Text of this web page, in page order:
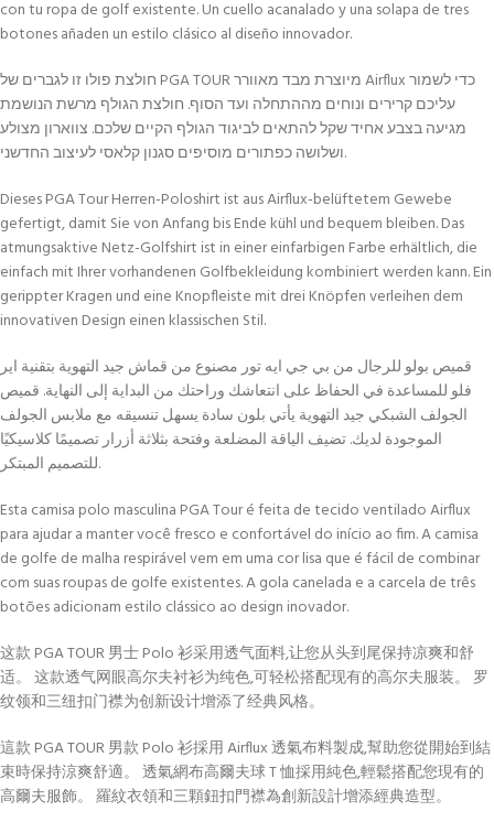
con tu ropa de golf existente. Un cuello acanalado y una solapa de tres
botones añaden un estilo clásico al diseño innovador.
חולצת פולו זו לגברים של PGA TOUR מיוצרת מבד מאוורר Airflux כדי לשמור
עליכם קרירים ונוחים מההתחלה ועד הסוף. חולצת הגולף מרשת הנושמת
מגיעה בצבע אחיד שקל להתאים לביגוד הגולף הקיים שלכם. צווארון מצולע
ושלושה כפתורים מוסיפים סגנון קלאסי לעיצוב החדשני.
Dieses PGA Tour Herren-Poloshirt ist aus Airflux-belüftetem Gewebe
gefertigt, damit Sie von Anfang bis Ende kühl und bequem bleiben. Das
atmungsaktive Netz-Golfshirt ist in einer einfarbigen Farbe erhältlich, die
einfach mit Ihrer vorhandenen Golfbekleidung kombiniert werden kann. Ein
gerippter Kragen und eine Knopfleiste mit drei Knöpfen verleihen dem
innovativen Design einen klassischen Stil.
قميص بولو للرجال من بي جي ايه تور مصنوع من قماش جيد التهوية بتقنية اير
فلو للمساعدة في الحفاظ على انتعاشك وراحتك من البداية إلى النهاية. قميص
الجولف الشبكي جيد التهوية يأتي بلون سادة يسهل تنسيقه مع ملابس الجولف
الموجودة لديك. تضيف الياقة المضلعة وفتحة بثلاثة أزرار تصميمًا كلاسيكيًا
للتصميم المبتكر.
Esta camisa polo masculina PGA Tour é feita de tecido ventilado Airflux
para ajudar a manter você fresco e confortável do início ao fim. A camisa
de golfe de malha respirável vem em uma cor lisa que é fácil de combinar
com suas roupas de golfe existentes. A gola canelada e a carcela de três
botões adicionam estilo clássico ao design inovador.
这款 PGA TOUR 男士 Polo 衫采用透气面料,让您从头到尾保持凉爽和舒
适。 这款透气网眼高尔夫衬衫为纯色,可轻松搭配现有的高尔夫服装。 罗
纹领和三纽扣门襟为创新设计增添了经典风格。
這款 PGA TOUR 男款 Polo 衫採用 Airflux 透氣布料製成,幫助您從開始到結
束時保持涼爽舒適。 透氣網布高爾夫球 T 恤採用純色,輕鬆搭配您現有的
高爾夫服飾。 羅紋衣領和三顆鈕扣門襟為創新設計增添經典造型。